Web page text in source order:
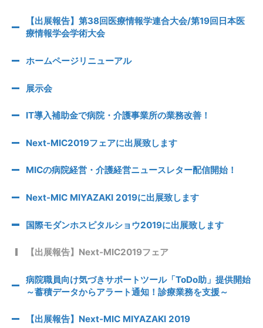
【出展報告】第38回医療情報学連合大会/第19回日本医
療情報学会学術大会
ホームページリニューアル
展示会
IT導入補助金で病院・介護事業所の業務改善！
Next-MIC2019フェアに出展致します
MICの病院経営・介護経営ニュースレター配信開始！
Next-MIC MIYAZAKI 2019に出展致します
国際モダンホスピタルショウ2019に出展致します
【出展報告】Next-MIC2019フェア
病院職員向け気づきサポートツール「ToDo助」提供開始
～蓄積データからアラート通知！診療業務を支援～
【出展報告】Next-MIC MIYAZAKI 2019